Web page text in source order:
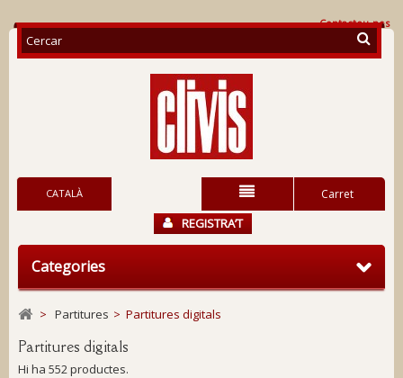
Contacteu-nos
Carret
CATALÀ
REGISTRA’T
Categories
> Partitures > Partitures digitals
Partitures digitals
Hi ha 552 productes.